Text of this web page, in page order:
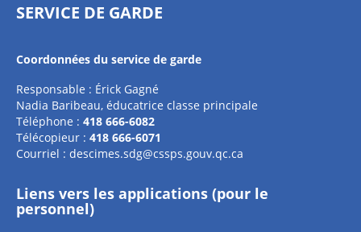
SERVICE DE GARDE
Coordonnées du service de garde
Responsable : Érick Gagné
Nadia Baribeau, éducatrice classe principale
Téléphone : 418 666-6082
Télécopieur : 418 666-6071
Courriel : descimes.sdg@cssps.gouv.qc.ca
Liens vers les applications (pour le
personnel)